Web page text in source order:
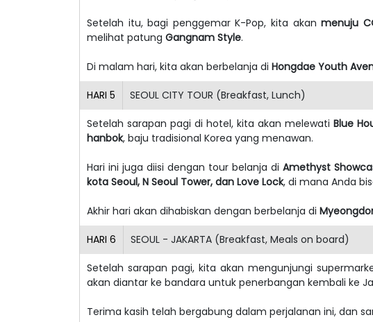
Setelah itu, bagi penggemar K-Pop, kita akanmenuju
melihat patung Gangnam Style.
Di malam hari, kita akan berbelanja di Hongdae Youth
HARI 5 SEOUL CITY TOUR (Breakfast, Lunch)
Setelah sarapan pagi di hotel, kita akan melewati Blue
hanbok, baju tradisional Korea yang menawan.
Hari ini juga diisi dengan tour belanja di Amethyst
kota Seoul, N Seoul Tower, dan Love Lock, di mana Anda
Akhir hari akan dihabiskan dengan berbelanja di
HARI 6 SEOUL - JAKARTA (Breakfast, Meals on board)
Setelah sarapan pagi, kita akan mengunjungi
akan diantar ke bandara untuk penerbangan kembali ke
Terima kasih telah bergabung dalam perjalanan ini, dan